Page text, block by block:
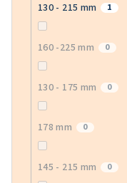
130 - 215 mm 1
160 -225 mm 0
130 - 175 mm 0
178 mm 0
145 - 215 mm 0